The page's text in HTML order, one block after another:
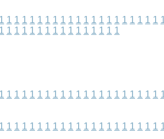
1 1 1 1 1 1 1 1 1 1 1 1 1 1 1 1 1 1 1 1 1
1 1 1 1 1 1 1 1 1 1 1 1 1 1 1 1
1 1 1 1 1 1 1 1 1 1 1 1 1 1 1 1 1 1 1 1 1
1 1 1 1 1 1 1 1 1 1 1 1 1 1 1 1 1 1 1 1 1